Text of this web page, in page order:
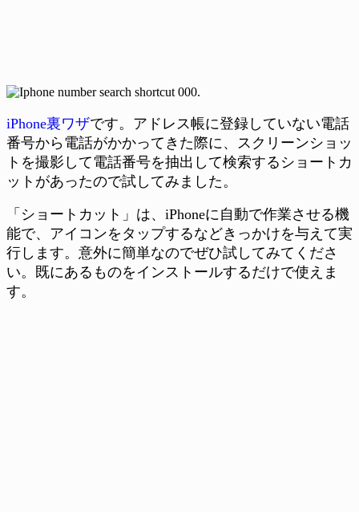
iPhone裏ワザです。アドレス帳に登録していない電話
番号から電話がかかってきた際に、スクリーンショッ
トを撮影して電話番号を抽出して検索するショートカ
ットがあったので試してみました。
「ショートカット」は、iPhoneに自動で作業させる機
能で、アイコンをタップするなどきっかけを与えて実
行します。意外に簡単なのでぜひ試してみてくださ
い。既にあるものをインストールするだけで使えま
す。